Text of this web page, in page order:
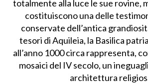
totalmente alla luce le sue rovine,
costituiscono una delle
conservate dell’antica
tesori di Aquileia, la Basilica
all’anno 1000 circa rappresenta,
mosaici del IV secolo, un
architettura